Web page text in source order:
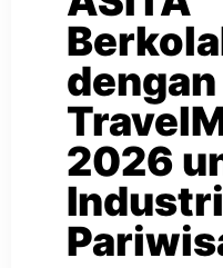
dengan
2026
Industri